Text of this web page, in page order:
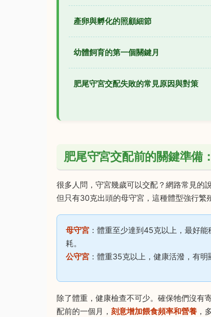
產卵與孵化的照顧細節
幼體飼育的第一個關鍵月
肥尾守宮交配失敗的常見原因與對策
肥尾守宮交配前的關鍵準備
很多人問，守宮幾歲可以交配？網路常見的
但只有30克出頭的母守宮，這種體型強行繁
母守宮 ：體重至少達到45克以上，最好
耗。
公守宮 ：體重35克以上，健康活潑，有
除了體重，健康檢查不可少。確保牠們沒有
配前的一個月， 刻意增加餵食頻率和營養 ，